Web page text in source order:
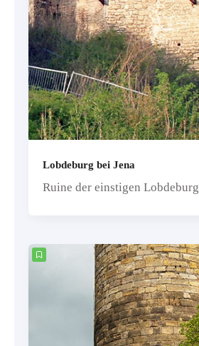
Lobdeburg bei Jena
Ruine der einstigen Lobdeburg